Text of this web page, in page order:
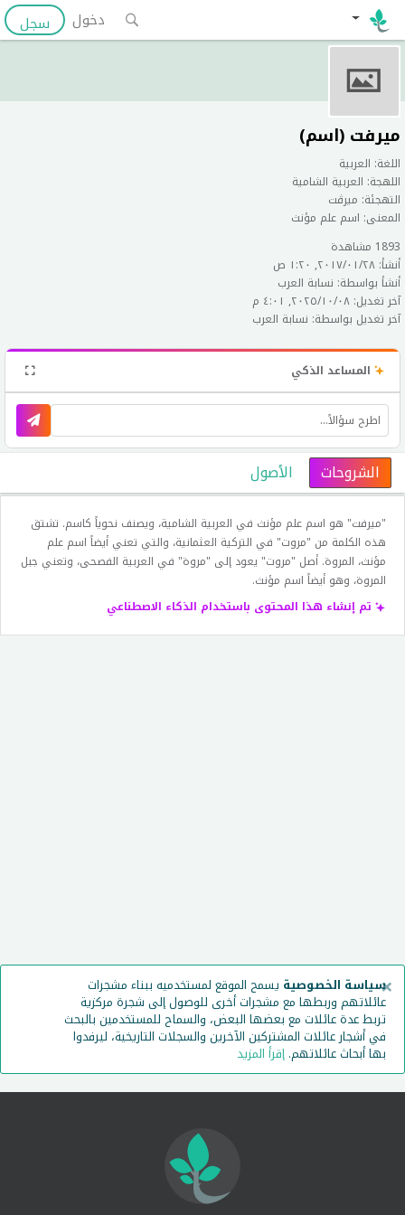
دخول سجل
ميرفت (اسم)
اللغة: العربية
اللهجة: العربية الشامية
التهجئة: ميرڤت
المعنى: اسم علم مؤنث
1893 مشاهدة
أنشأ: ٢٨‏/٠١‏/٢٠١٧, ١:٢٠ ص
أنشأ بواسطة: نسابة العرب
آخر تغديل: ٠٨‏/١٠‏/٢٠٢٥, ٤:٠١ م
آخر تغديل بواسطة: نسابة العرب
المساعد الذكي
الشروحات الأصول
"ميرفت" هو اسم علم مؤنث في العربية الشامية، ويصنف نحوياً كاسم. تشتق
هذه الكلمة من "مروت" في التركية العثمانية، والتي تعني أيضاً اسم علم
مؤنث، المروة. أصل "مروت" يعود إلى "مروة" في العربية الفصحى، وتعني جبل
المروة، وهو أيضاً اسم مؤنث.
تم إنشاء هذا المحتوى باستخدام الذكاء الاصطناعي
سياسة الخصوصية يسمح الموقع لمستخدميه ببناء مشجرات
عائلاتهم وربطها مع مشجرات أخرى للوصول إلى شجرة مركزية
تربط عدة عائلات مع بعضها البعض، والسماح للمستخدمين بالبحث
في أشجار عائلات المشتركين الآخرين والسجلات التاريخية، ليرفدوا
بها أبحاث عائلاتهم.إقرأ المزيد
×